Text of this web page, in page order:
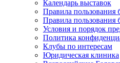
Календарь выставок
Правила пользования
Правила пользования
Условия и порядок
Политика
Клубы по интересам
Юридическая клиника